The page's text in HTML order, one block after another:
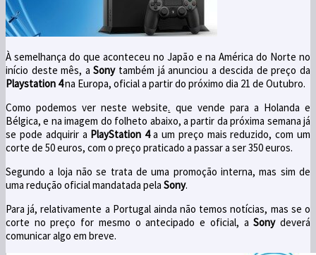
À semelhança do que aconteceu no Japão e na América do Norte no
início deste mês, aSonytambém já anunciou a descida de preço da
Playstation 4na Europa, oficial a partir do próximo dia 21 de Outubro.
Como podemos ver neste website. que vende para a Holanda e
Bélgica, e na imagem do folheto abaixo, a partir da próxima semana já
se pode adquirir a PlayStation 4a um preço mais reduzido, com um
corte de 50 euros, com o preço praticado a passar a ser 350 euros.
Segundo a loja não se trata de uma promoção interna, mas sim de
uma redução oficial mandatada pela Sony.
Para já, relativamente a Portugal ainda não temos notícias, mas se o
corte no preço for mesmo o antecipado e oficial, aSonydeverá
comunicar algo em breve.